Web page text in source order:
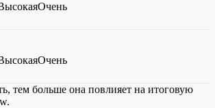
тем больше она повлияет на итоговую